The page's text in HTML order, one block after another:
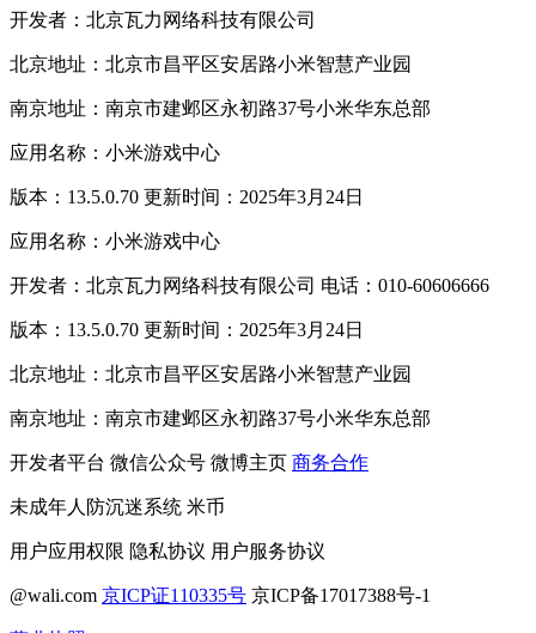
开发者：北京瓦力网络科技有限公司
北京地址：北京市昌平区安居路小米智慧产业园
南京地址：南京市建邺区永初路37号小米华东总部
应用名称：小米游戏中心
版本：13.5.0.70 更新时间：2025年3月24日
应用名称：小米游戏中心
开发者：北京瓦力网络科技有限公司 电话：010-60606666
版本：13.5.0.70 更新时间：2025年3月24日
北京地址：北京市昌平区安居路小米智慧产业园
南京地址：南京市建邺区永初路37号小米华东总部
开发者平台 微信公众号 微博主页 商务合作
未成年人防沉迷系统 米币
用户应用权限 隐私协议 用户服务协议
@wali.com 京ICP证110335号 京ICP备17017388号-1